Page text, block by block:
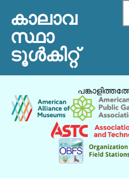
കാലാവ
സ്ഥാ
ടൂൾകിറ്റ്